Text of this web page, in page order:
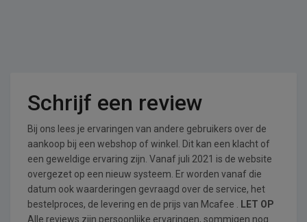
Schrijf een review
Bij ons lees je ervaringen van andere gebruikers over de
aankoop bij een webshop of winkel. Dit kan een klacht of
een geweldige ervaring zijn. Vanaf juli 2021 is de website
overgezet op een nieuw systeem. Er worden vanaf die
datum ook waarderingen gevraagd over de service, het
bestelproces, de levering en de prijs van Mcafee .
LET OP
Alle reviews zijn persoonlijke ervaringen, sommigen nog